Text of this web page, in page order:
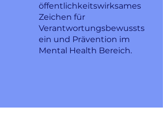
öffentlichkeitswirksames
Zeichen für
Verantwortungsbewussts
ein und Prävention im
Mental Health Bereich.